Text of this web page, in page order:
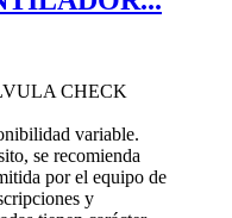
variable.
se recomienda
por el equipo de
y